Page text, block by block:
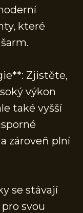
které
Zjistěte,
výkon
také vyšší
zároveň plní
se stávají
svou